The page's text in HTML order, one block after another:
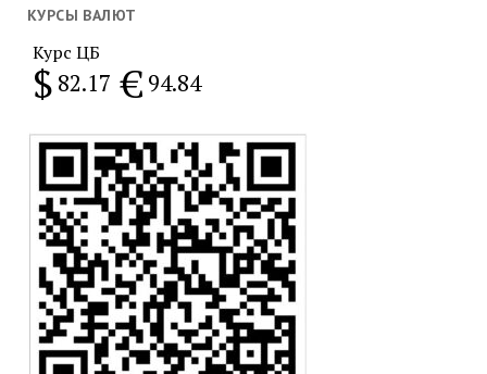
месяц
КУРСЫ ВАЛЮТ
Курс ЦБ
$ 82.17 € 94.84